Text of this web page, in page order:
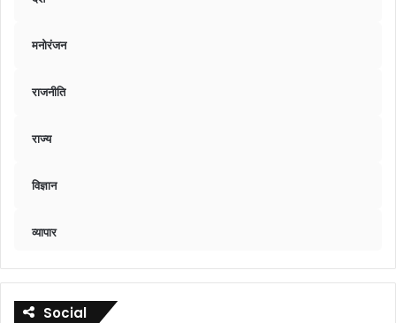
मनोरंजन
राजनीति
राज्य
विज्ञान
व्यापार
Social